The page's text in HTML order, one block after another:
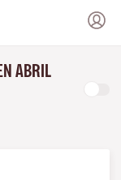
ABRIL